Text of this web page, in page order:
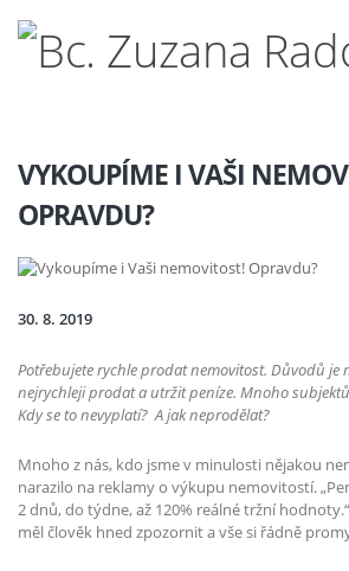
VYKOUPÍME I VAŠI
OPRAVDU?
30. 8. 2019
Potřebujete rychle prodat nemovitost. Důvodů je
nejrychleji prodat a utržit peníze. Mnoho
Kdy se to nevyplatí? A jak neprodělat?
Mnoho z nás, kdo jsme v minulosti nějakou
narazilo na reklamy o výkupu nemovitostí.
2 dnů, do týdne, až 120% reálné tržní
měl člověk hned zpozornit a vše si řádně